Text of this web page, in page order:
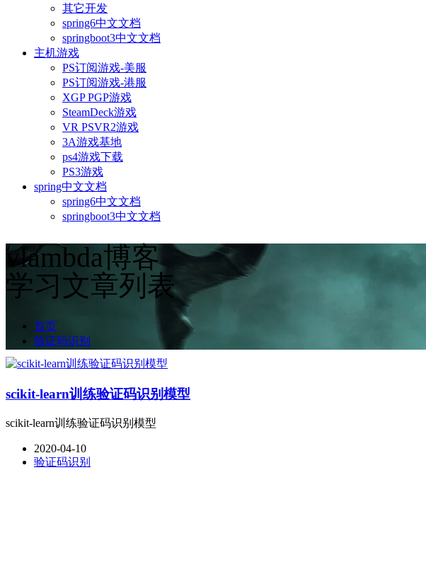
其它开发
spring6中文文档
springboot3中文文档
主机游戏
PS订阅游戏-美服
PS订阅游戏-港服
XGP PGP游戏
SteamDeck游戏
VR PSVR2游戏
3A游戏基地
ps4游戏下载
PS3游戏
spring中文文档
spring6中文文档
springboot3中文文档
vlambda博客
学习文章列表
首页
验证码识别
scikit-learn训练验证码识别模型
scikit-learn训练验证码识别模型
2020-04-10
验证码识别